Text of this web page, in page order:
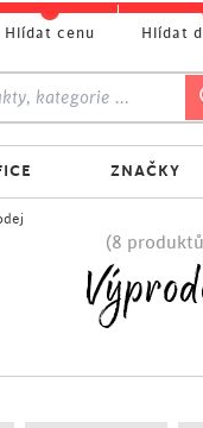
(8
ZNAČKY
Hlídat cenu Hlídat